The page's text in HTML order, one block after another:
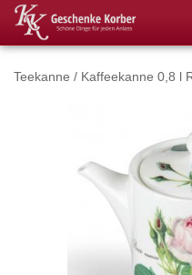
Teekanne / Kaffeekanne 0,8 l